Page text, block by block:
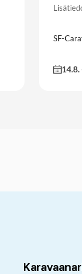
SF-
14.8.